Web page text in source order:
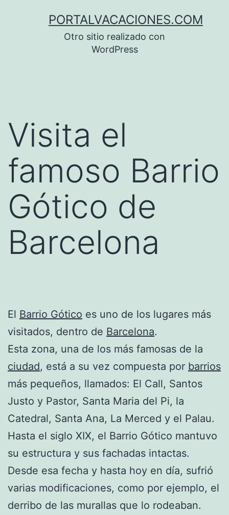
PORTALVACACIONES.COM
Otro sitio realizado con
WordPress
Visita el
famoso Barrio
Gótico de
Barcelona
El Barrio Gótico es uno de los lugares más
visitados, dentro de Barcelona.
Esta zona, una de los más famosas de la
ciudad, está a su vez compuesta por barrios
más pequeños, llamados: El Call, Santos
Justo y Pastor, Santa Maria del Pi, la
Catedral, Santa Ana, La Merced y el Palau.
Hasta el siglo XIX, el Barrio Gótico mantuvo
su estructura y sus fachadas intactas.
Desde esa fecha y hasta hoy en día, sufrió
varias modificaciones, como por ejemplo, el
derribo de las murallas que lo rodeaban.